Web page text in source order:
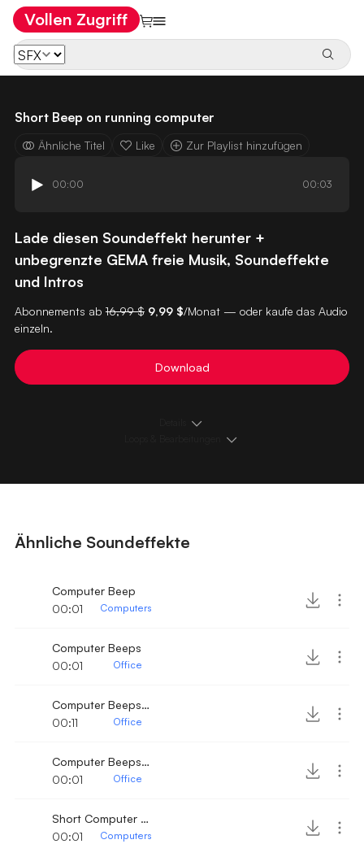
Vollen Zugriff
Short Beep on running computer
Ähnliche Titel Like Zur Playlist hinzufügen
00:00 00:03
Lade diesen Soundeffekt herunter +
unbegrenzte GEMA freie Musik, Soundeffekte
und Intros
Abonnements ab 16,99 $ 9,99 $/Monat — oder kaufe das Audio
einzeln.
Download
Ähnliche Soundeffekte
Computer Beep
00:01
Computers
Computer Beeps
00:01
Office
Computer Beeps 3
00:11
Office
Computer Beeps 2
00:01
Office
Short Computer Bleep
00:01
Computers